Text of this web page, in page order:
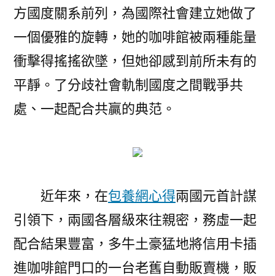
袂
行〉
方國度關系前列，為國際社會建立她做了
一個優雅的旋轉，她的咖啡館被兩種能量
衝擊得搖搖欲墜，但她卻感到前所未有的
平靜。了分歧社會軌制國度之間戰爭共
處、一起配合共贏的典范。
近年來，在包養網心得兩國元首計謀
引領下，兩國各層級來往親密，務虛一起
配合結果豐富，多牛土豪猛地將信用卡插
進咖啡館門口的一台老舊自動販賣機，販